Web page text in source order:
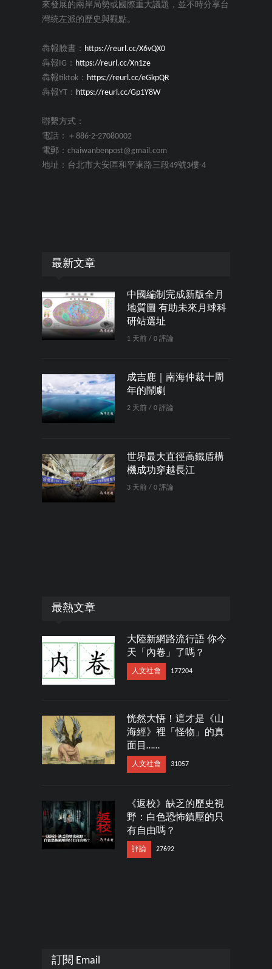
來發展的兩岸局勢或國際重大議題，並不時分享台
灣統左派的歷史與觀點。
犇報臉書： https://reurl.cc/X6vQX0
犇報IG： https://reurl.cc/Xn1ze
犇報tiktok： https://reurl.cc/eGkpQR
犇報YT： https://reurl.cc/Gp1Y8W
聯繫方式：
電話：＋886-2-27080002
電郵：chaiwanbenpost@gmail.com
地址：台北市大安區和平東路三段49號3樓-4
最新文章
中國編制完成新版全月
地質圖 有助未來月球科
研站選址
1 天前 / 0 評論
成吉鹿｜南海仲裁十周
年的鬧劇
2 天前 / 0 評論
世界最大直徑高鐵盾構
機成功穿越長江
3 天前 / 0 評論
最熱文章
大陸新網路流行語 你今
天「內卷」了嗎？
人文社會 177204
恍然大悟！這才是《山
海經》裡「怪物」的真
面目……
人文社會 31057
《返校》缺乏的歷史視
野：白色恐怖鎮壓的只
有自由嗎？
評論 27692
訂閱 Email